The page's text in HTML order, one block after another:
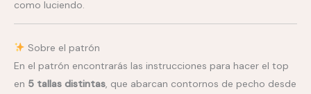
como luciendo.
Sobre el patrón
En el patrón encontrarás las instrucciones para hacer el top
en 5 tallas distintas, que abarcan contornos de pecho desde